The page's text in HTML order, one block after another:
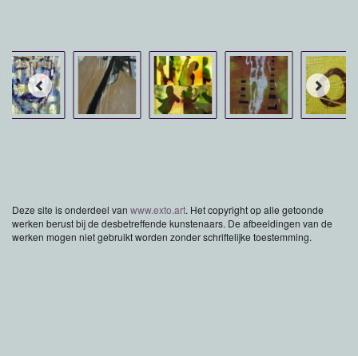
Deze site is onderdeel van www.exto.art. Het copyright op alle getoonde
werken berust bij de desbetreffende kunstenaars. De afbeeldingen van de
werken mogen niet gebruikt worden zonder schriftelijke toestemming.